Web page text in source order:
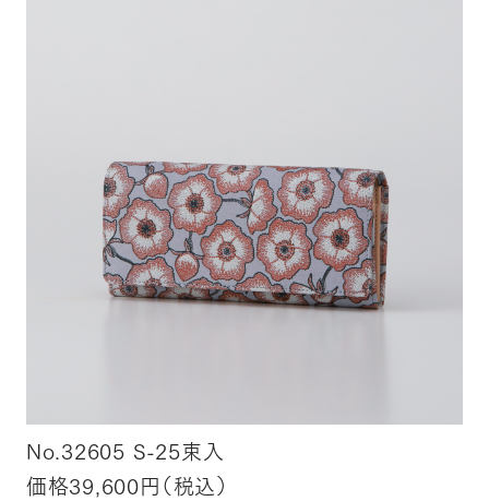
No.32605 S-25束入
価格39,600円（税込）